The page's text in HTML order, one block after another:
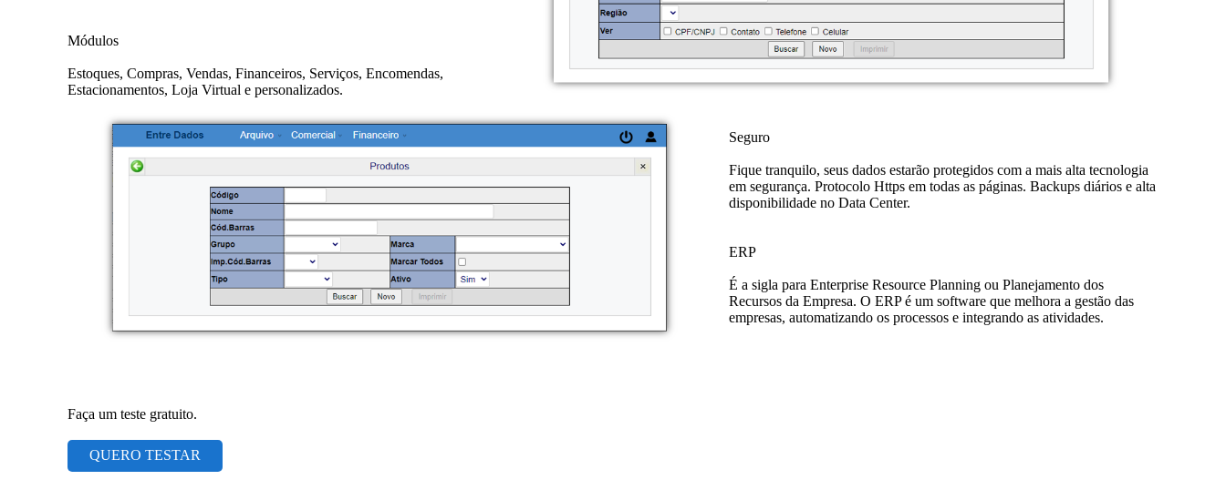
Módulos
Estoques, Compras, Vendas, Financeiros, Serviços, Encomendas,
Estacionamentos, Loja Virtual e personalizados.
Seguro
Fique tranquilo, seus dados estarão protegidos com a mais alta tecnologia
em segurança. Protocolo Https em todas as páginas. Backups diários e alta
disponibilidade no Data Center.
ERP
É a sigla para Enterprise Resource Planning ou Planejamento dos
Recursos da Empresa. O ERP é um software que melhora a gestão das
empresas, automatizando os processos e integrando as atividades.
Faça um teste gratuito.
QUERO TESTAR